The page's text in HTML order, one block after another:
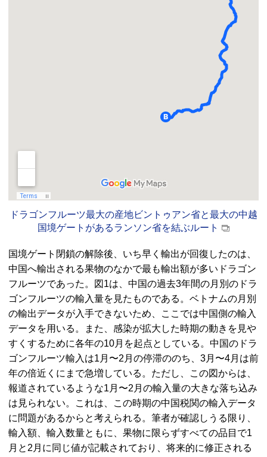
ドラゴンフルーツ最大の産地ビントゥアン省と最大の中越
国境ゲートがあるランソン省を結ぶルート
国境ゲート閉鎖の解除後、いち早く輸出が回復したのは、
中国へ輸出される果物のなかで最も輸出額が多いドラゴン
フルーツであった。図1は、中国の過去3年間の月別のドラ
ゴンフルーツの輸入量を見たものである。ベトナムの月別
の輸出データが入手できないため、ここでは中国側の輸入
データを用いる。また、感染が拡大した時期の動きを見や
すくするために各年の10月を起点としている。中国のドラ
ゴンフルーツ輸入は1月〜2月の停滞ののち、3月〜4月は前
年の倍近くにまで急増している。ただし、この図からは、
報道されているような1月〜2月の輸入量の大きな落ち込み
は見られない。これは、この時期の中国税関の輸入データ
に問題があるからと考えられる。筆者が確認しうる限り、
輸入額、輸入数量ともに、果物に限らずすべての品目で1
月と2月に同じ値が記載されており、将来的に修正される